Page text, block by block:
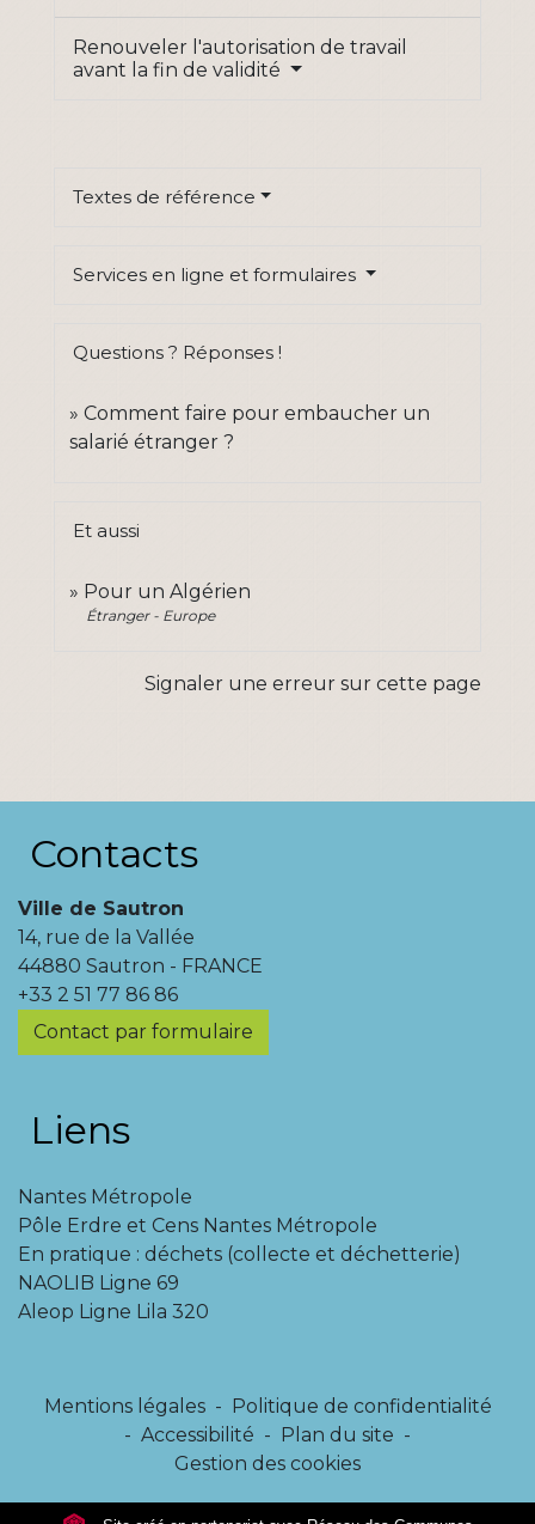
Renouveler l'autorisation de travail
avant la fin de validité
Textes de référence
Services en ligne et formulaires
Questions ? Réponses !
Comment faire pour embaucher un
salarié étranger ?
Et aussi
Pour un Algérien
Étranger - Europe
Signaler une erreur sur cette page
Contacts
Ville de Sautron
14, rue de la Vallée
44880 Sautron - FRANCE
+33 2 51 77 86 86
Contact par formulaire
Liens
Nantes Métropole
Pôle Erdre et Cens Nantes Métropole
En pratique : déchets (collecte et déchetterie)
NAOLIB Ligne 69
Aleop Ligne Lila 320
Mentions légales - Politique de confidentialité
- Accessibilité - Plan du site -
Gestion des cookies